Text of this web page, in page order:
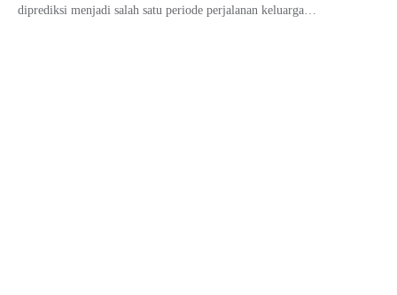
diprediksi menjadi salah satu periode perjalanan keluarga…